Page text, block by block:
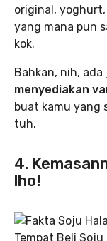
original,
yang mana pun
kok.
Bahkan, nih,
menyediakan
buat kamu yang
tuh.
4.
lho!